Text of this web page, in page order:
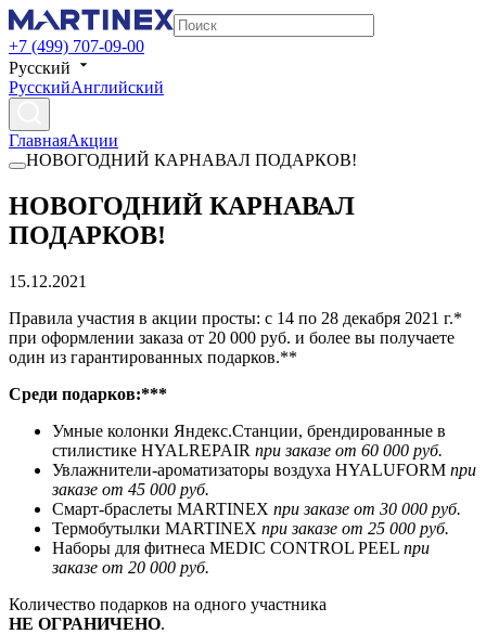
+7 (499) 707-09-00
Русский
РусскийАнглийский
ГлавнаяАкции
НОВОГОДНИЙ КАРНАВАЛ ПОДАРКОВ!
НОВОГОДНИЙ КАРНАВАЛ
ПОДАРКОВ!
15.12.2021
Правила участия в акции просты: с 14 по 28 декабря 2021 г.*
при оформлении заказа от 20 000 руб. и более вы получаете
один из гарантированных подарков.**
Среди подарков:***
Умные колонки Яндекс.Станции, брендированные в
стилистике HYALREPAIR при заказе от 60 000 руб.
Увлажнители-ароматизаторы воздуха HYALUFORM при
заказе от 45 000 руб.
Смарт-браслеты MARTINEX при заказе от 30 000 руб.
Термобутылки MARTINEX при заказе от 25 000 руб.
Наборы для фитнеса MEDIC CONTROL PEEL при
заказе от 20 000 руб.
Количество подарков на одного участника
НЕ ОГРАНИЧЕНО.